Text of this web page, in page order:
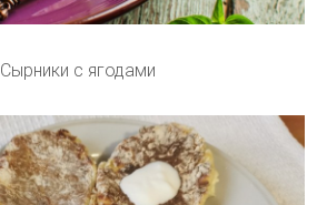
Сырники с ягодами